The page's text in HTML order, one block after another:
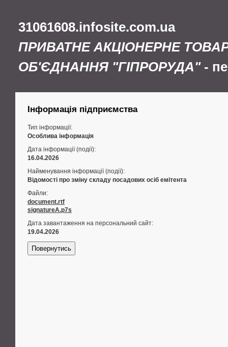
31061608.infosite.com.ua
ПРИВАТНЕ АКЦІОНЕРНЕ
ОБ'ЄДНАННЯ "ГІПРОРУДА"-
Інформація підприємства
Тип інформації:
Особлива інформація
Дата інформації (події):
16.04.2026
Найменування інформації (події):
Відомості про зміну складу посадових осіб емітента
Файли:
document.rtf
signatureA.p7s
Дата завантаження на персональний сайт:
19.04.2026
Повернутись